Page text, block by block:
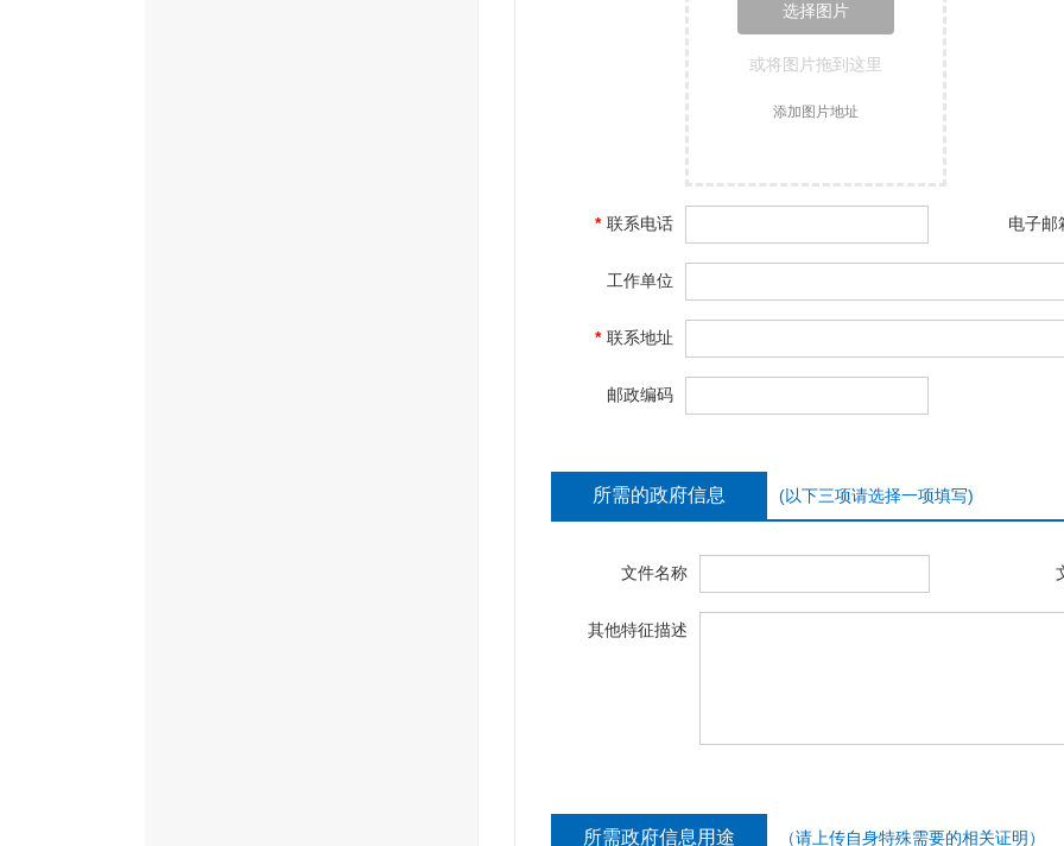
选择图片
或将图片拖到这里
添加图片地址
* 联系电话 电子邮
工作单位
* 联系地址
邮政编码
所需的政府信息 (以下三项请选择一项填写)
文件名称
其他特征描述
所需政府信息用途 （请上传自身特殊需要的相关证明）